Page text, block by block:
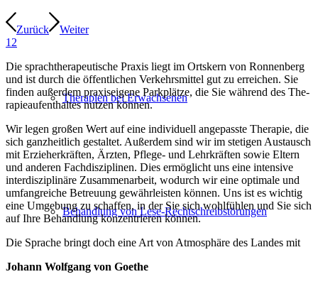
The­ra­pien bei Erwachsenen
Behand­lung von Lese-Rechtschreibstörungen
Zurück
Wei­ter
1 2
Die sprach­the­ra­peu­ti­sche Pra­xis liegt im Orts­kern von Ron­nen­berg
und ist durch die öffent­li­chen Ver­kehrs­mit­tel gut zu errei­chen. Sie
fin­den außer­dem pra­xis­ei­ge­ne Park­plät­ze, die Sie wäh­rend des The­
ra­pie­auf­ent­hal­tes nut­zen können.
Wir legen gro­ßen Wert auf eine indi­vi­du­ell ange­pass­te The­ra­pie, die
sich ganz­heit­lich gestal­tet. Außer­dem sind wir im ste­ti­gen Aus­tausch
mit Erzie­her­kräf­ten, Ärz­ten, Pfle­ge- und Lehr­kräf­ten sowie Eltern
und ande­ren Fach­dis­zi­pli­nen. Dies ermög­licht uns eine inten­si­ve
inter­dis­zi­pli­nä­re Zusam­men­ar­beit, wodurch wir eine opti­ma­le und
umfang­rei­che Betreu­ung gewähr­leis­ten kön­nen. Uns ist es wich­tig
eine Umge­bung zu schaf­fen, in der Sie sich wohl­füh­len und Sie sich
auf Ihre Behand­lung kon­zen­trie­ren können.
Die Spra­che bringt doch eine Art von Atmo­sphä­re des Lan­des mit
Johann Wolf­gang von Goethe